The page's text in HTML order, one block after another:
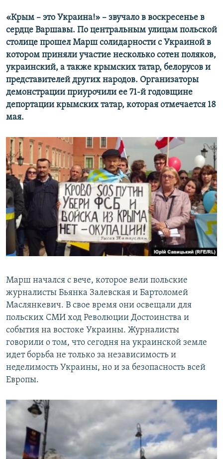
«Крым – это Украина!» – звучало в воскресенье в
сердце Варшавы. По центральным улицам польской
столице прошел Марш солидарности с Украиной в
котором приняли участие несколько сотен поляков,
украинский, а также крымских татар, белорусов и
представителей других народов. Организаторы
демонстрации приурочили ее 71-й годовщине
депортации крымских татар, которая отмечается 18
мая.
Марш начался с вече, которое вели польские
журналисты Бьянка Залевская и Бартоломей
Маслянкевич. В свое время они освещали для
польских СМИ ход Революции Достоинства и
события на востоке Украины. Журналисты
говорили о том, что сегодня на украинской земле
идет борьба не только за независимость и
неделимость Украины, но и за безопасность всей
Европы.